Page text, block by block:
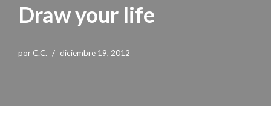
Draw your life
por C.C. diciembre 19, 2012